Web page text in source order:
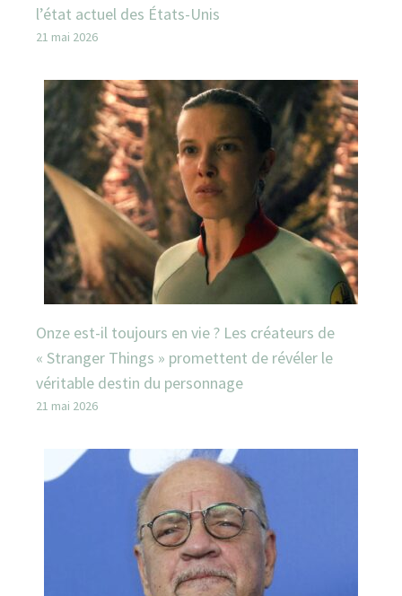
l’état actuel des États-Unis
21 mai 2026
Onze est-il toujours en vie ? Les créateurs de
« Stranger Things » promettent de révéler le
véritable destin du personnage
21 mai 2026